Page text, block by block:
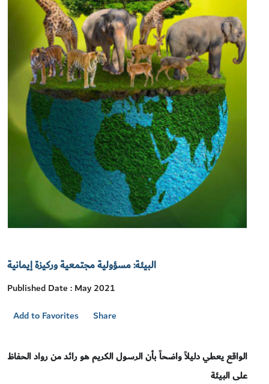
البيئة: مسؤولية مجتمعية وركيزة إيمانية
Published Date : May 2021
Add to Favorites
Share
الواقع يعطي دليلاً واضحاً بأن الرسول الكريم هو رائد من رواد الحفاظ
على البيئة